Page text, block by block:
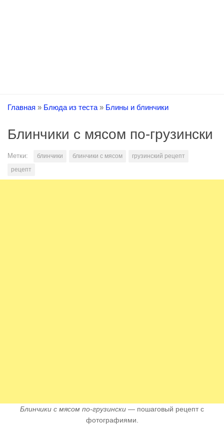
Главная » Блюда из теста » Блины и блинчики
Блинчики с мясом по-грузински
Метки: блинчики блинчики с мясом
грузинский рецепт
рецепт
Блинчики с мясом по-грузински — пошаговый рецепт с
фотографиями.